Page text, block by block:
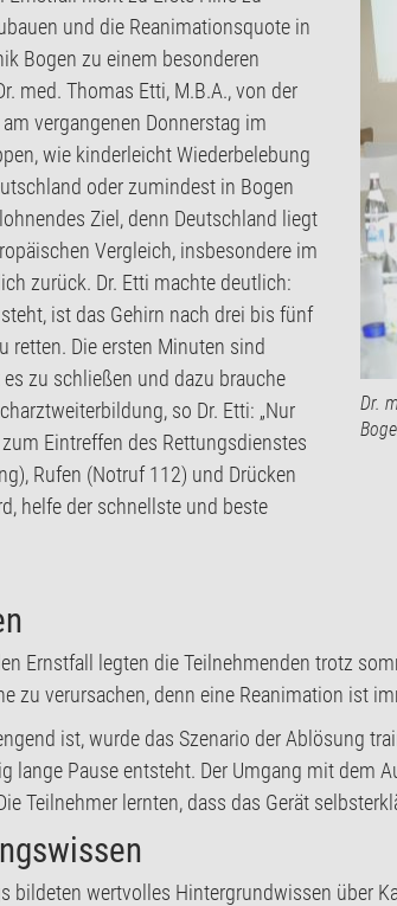
und die Reanimationsquote in
Bogen zu einem besonderen
med. Thomas Etti, M.B.A., von der
vergangenen Donnerstag im
wie kinderleicht Wiederbelebung
oder zumindest in Bogen
Ziel, denn Deutschland liegt
Vergleich, insbesondere im
zurück. Dr. Etti machte deutlich:
ist das Gehirn nach drei bis fünf
retten. Die ersten Minuten sind
zu schließen und dazu brauche
so Dr. Etti: „Nur
Eintreffen des Rettungsdienstes
Rufen (Notruf 112) und Drücken
helfe der schnellste und beste
Dr.
Ernstfall legten die Teilnehmenden trotz
zu verursachen, denn eine Reanimation ist
ist, wurde das Szenario der Ablösung
lange Pause entsteht. Der Umgang mit dem
Teilnehmer lernten, dass das Gerät
bildeten wertvolles Hintergrundwissen über